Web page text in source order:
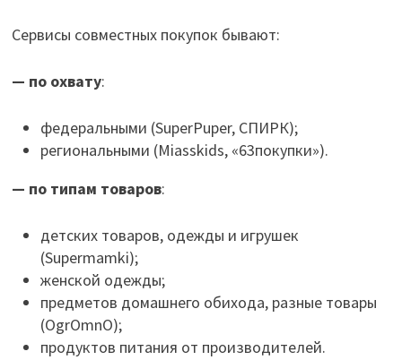
Сервисы совместных покупок бывают:
— по охвату:
федеральными (SuperPuper, СПИРК);
региональными (Miasskids, «63покупки»).
— по типам товаров:
детских товаров, одежды и игрушек
(Supermamki);
женской одежды;
предметов домашнего обихода, разные товары
(OgrOmnO);
продуктов питания от производителей.